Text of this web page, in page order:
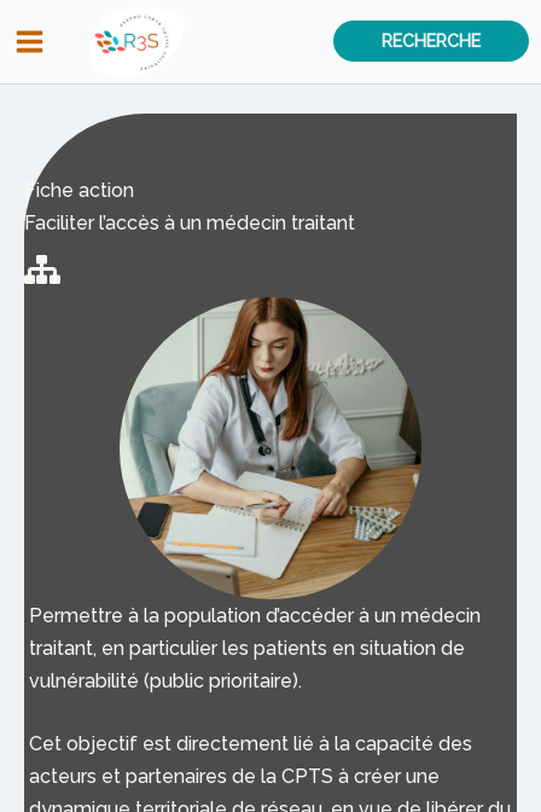
au
contenu
RECHERCHE
Fiche action
Faciliter l’accès à un médecin traitant
Permettre à la population d’accéder à un médecin
traitant, en particulier les patients en situation de
vulnérabilité (public prioritaire).
Cet objectif est directement lié à la capacité des
acteurs et partenaires de la CPTS à créer une